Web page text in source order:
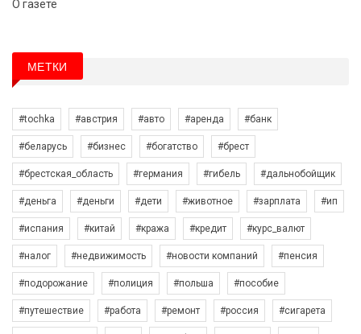
О газете
МЕТКИ
#tochka #австрия #авто #аренда #банк
#беларусь #бизнес #богатство #брест
#брестская_область #германия #гибель #дальнобойщик
#деньга #деньги #дети #животное #зарплата #ип
#испания #китай #кража #кредит #курс_валют
#налог #недвижимость #новости компаний #пенсия
#подорожание #полиция #польша #пособие
#путешествие #работа #ремонт #россия #сигарета